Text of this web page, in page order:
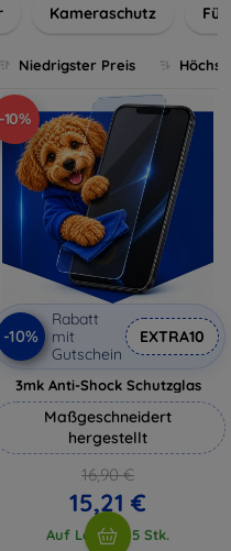
und zuverlässigen
Kameraschutz
Niedrigster Preis
-10%
-10%
Rabatt
mit
Gutschein
EXTRA10
3mk Anti-Shock Schutzglas
Maßgeschneidert
hergestellt
16,90 €
15,21 €
Auf Lager > 5 Stk.